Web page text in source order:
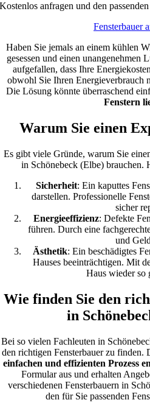
Kostenlos anfragen und den
Fensterbauer
Haben Sie jemals an einem kühlen
gesessen und einen unangenehmen
aufgefallen, dass Ihre
obwohl Sie Ihren Energieverbrauch
Die Lösung könnte überraschend
Fenstern
Warum Sie einen
Es gibt viele Gründe, warum Sie
in Schönebeck (Elbe) brauchen.
Sicherheit: Ein kaputtes
darstellen. Professionelle
sicher
Energieeffizienz: Defekte
führen. Durch eine
und
Ästhetik: Ein beschädigtes
Hauses beeinträchtigen. Mit
Haus wieder so
Wie finden Sie den
in
Bei so vielen Fachleuten in
den richtigen Fensterbauer zu finden.
einfachen und effizienten Prozess
Formular aus und erhalten
verschiedenen Fensterbauern in
den für Sie passenden